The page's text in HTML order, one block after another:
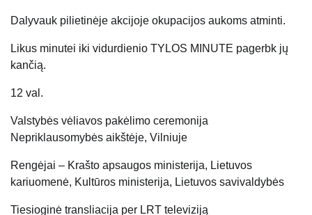
Dalyvauk pilietinėje akcijoje okupacijos aukoms atminti.
Likus minutei iki vidurdienio TYLOS MINUTE pagerbk jų
kančią.
12 val.
Valstybės vėliavos pakėlimo ceremonija
Nepriklausomybės aikštėje, Vilniuje
Rengėjai – Krašto apsaugos ministerija, Lietuvos
kariuomenė, Kultūros ministerija, Lietuvos savivaldybės
Tiesioginė transliacija per LRT televiziją